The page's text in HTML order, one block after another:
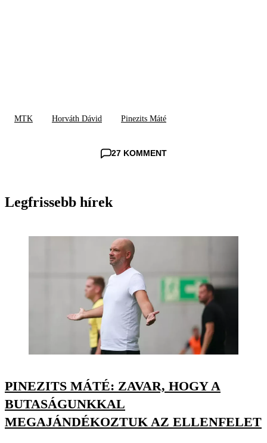
MTK Horváth Dávid Pinezits Máté
27 KOMMENT
Legfrissebb hírek
PINEZITS MÁTÉ: ZAVAR, HOGY A
BUTASÁGUNKKAL
MEGAJÁNDÉKOZTUK AZ ELLENFELET